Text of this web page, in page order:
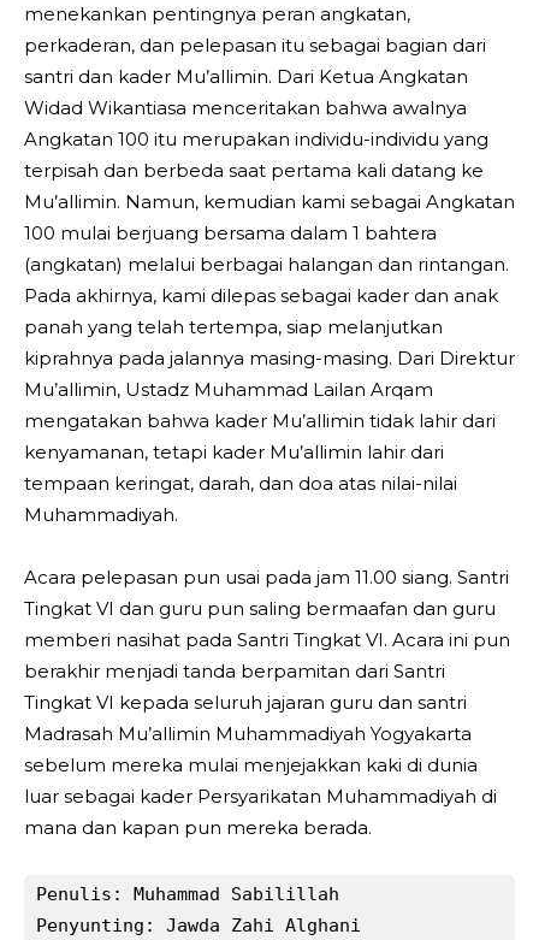
menekankan pentingnya peran angkatan,
perkaderan, dan pelepasan itu sebagai bagian dari
santri dan kader Mu’allimin. Dari Ketua Angkatan
Widad Wikantiasa menceritakan bahwa awalnya
Angkatan 100 itu merupakan individu-individu yang
terpisah dan berbeda saat pertama kali datang ke
Mu’allimin. Namun, kemudian kami sebagai Angkatan
100 mulai berjuang bersama dalam 1 bahtera
(angkatan) melalui berbagai halangan dan rintangan.
Pada akhirnya, kami dilepas sebagai kader dan anak
panah yang telah tertempa, siap melanjutkan
kiprahnya pada jalannya masing-masing. Dari Direktur
Mu’allimin, Ustadz Muhammad Lailan Arqam
mengatakan bahwa kader Mu’allimin tidak lahir dari
kenyamanan, tetapi kader Mu’allimin lahir dari
tempaan keringat, darah, dan doa atas nilai-nilai
Muhammadiyah.
Acara pelepasan pun usai pada jam 11.00 siang. Santri
Tingkat VI dan guru pun saling bermaafan dan guru
memberi nasihat pada Santri Tingkat VI. Acara ini pun
berakhir menjadi tanda berpamitan dari Santri
Tingkat VI kepada seluruh jajaran guru dan santri
Madrasah Mu’allimin Muhammadiyah Yogyakarta
sebelum mereka mulai menjejakkan kaki di dunia
luar sebagai kader Persyarikatan Muhammadiyah di
mana dan kapan pun mereka berada.
Penulis: Muhammad Sabilillah
Penyunting: Jawda Zahi Alghani